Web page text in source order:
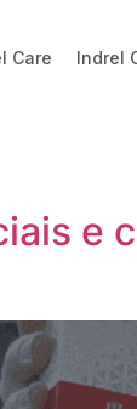
Care Indrel
e